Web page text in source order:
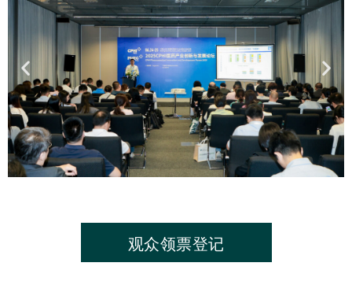
观众领票登记